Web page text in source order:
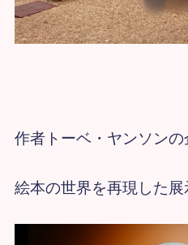
作者トーベ・ヤンソンの
絵本の世界を再現した展